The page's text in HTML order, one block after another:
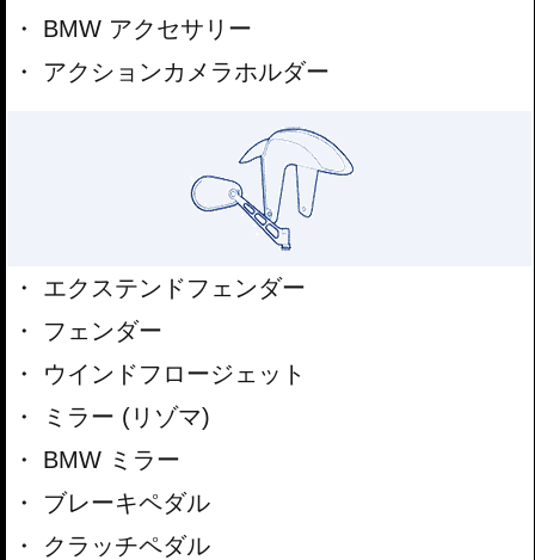
BMW アクセサリー
アクションカメラホルダー
エクステンドフェンダー
フェンダー
ウインドフロージェット
ミラー (リゾマ)
BMW ミラー
ブレーキペダル
クラッチペダル